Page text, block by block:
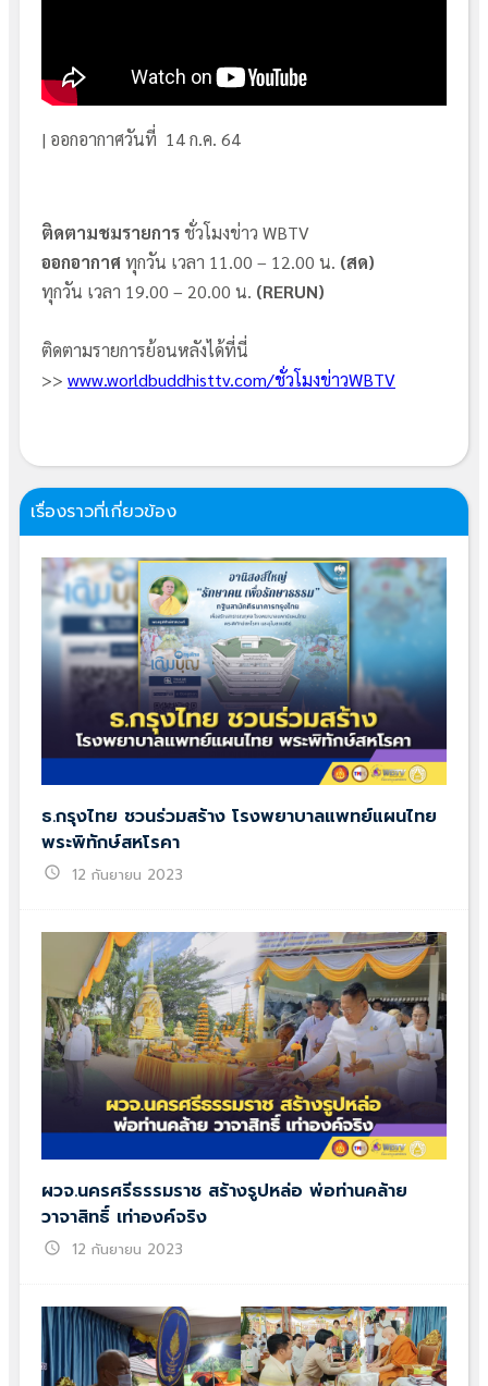
| ออกอากาศวันที่ 14 ก.ค. 64
ติดตามชมรายการชั่วโมงข่าว WBTV
ออกอากาศทุกวัน เวลา 11.00 – 12.00 น. (สด)
ทุกวัน เวลา 19.00 – 20.00 น. (RERUN)
ติดตามรายการย้อนหลังได้ที่นี่
>> www.worldbuddhisttv.com/ชั่วโมงข่าวWBTV
เรื่องราวที่เกี่ยวข้อง
ธ.กรุงไทย ชวนร่วมสร้าง โรงพยาบาลแพทย์แผนไทย
พระพิทักษ์สหโรคา
schedule 12 กันยายน 2023
ผวจ.นครศรีธรรมราช สร้างรูปหล่อ พ่อท่านคล้าย
วาจาสิทธิ์ เท่าองค์จริง
schedule 12 กันยายน 2023